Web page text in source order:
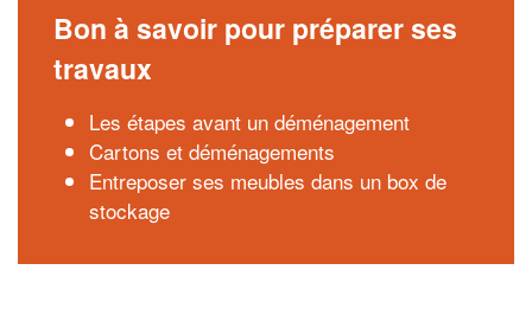
Bon à savoir pour préparer ses
travaux
Les étapes avant un déménagement
Cartons et déménagements
Entreposer ses meubles dans un box de
stockage